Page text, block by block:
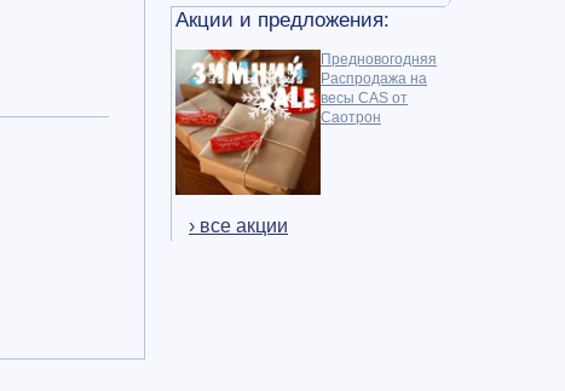
Акции и предложения:
Предновогодняя
Распродажа на
весы CAS от
Саотрон
› все акции